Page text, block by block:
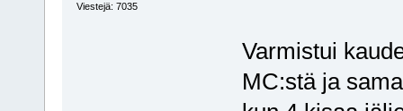
Viestejä: 7035
Varmistui
MC:stä ja